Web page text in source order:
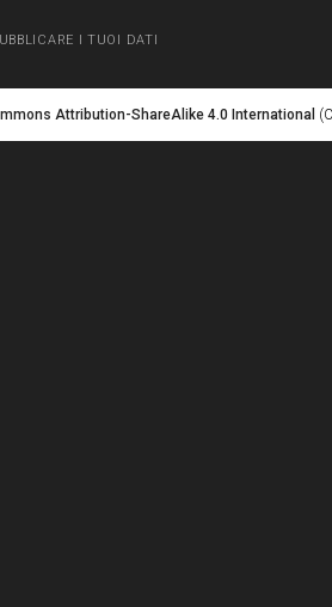
I TUOI DATI
Attribution-ShareAlike 4.0 International